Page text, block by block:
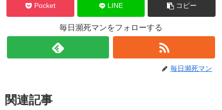
Pocket LINE コピー
毎日瀕死マンをフォローする
毎日瀕死マン
関連記事